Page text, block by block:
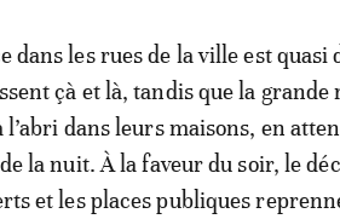
dans les rues de la ville est quasi
çà et là, tandis que la grande
dans leurs maisons, en
la nuit. À la faveur du soir, le
et les places publiques